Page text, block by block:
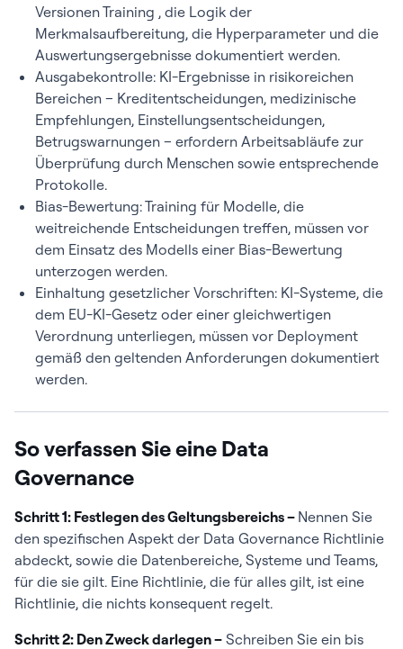
Versionen Training , die Logik der
Merkmalsaufbereitung, die Hyperparameter und die
Auswertungsergebnisse dokumentiert werden.
Ausgabekontrolle: KI-Ergebnisse in risikoreichen
Bereichen – Kreditentscheidungen, medizinische
Empfehlungen, Einstellungsentscheidungen,
Betrugswarnungen – erfordern Arbeitsabläufe zur
Überprüfung durch Menschen sowie entsprechende
Protokolle.
Bias-Bewertung: Training für Modelle, die
weitreichende Entscheidungen treffen, müssen vor
dem Einsatz des Modells einer Bias-Bewertung
unterzogen werden.
Einhaltung gesetzlicher Vorschriften: KI-Systeme, die
dem EU-KI-Gesetz oder einer gleichwertigen
Verordnung unterliegen, müssen vor Deployment
gemäß den geltenden Anforderungen dokumentiert
werden.
So verfassen Sie eine Data
Governance
Schritt 1: Festlegen des Geltungsbereichs – Nennen Sie
den spezifischen Aspekt der Data Governance Richtlinie
abdeckt, sowie die Datenbereiche, Systeme und Teams,
für die sie gilt. Eine Richtlinie, die für alles gilt, ist eine
Richtlinie, die nichts konsequent regelt.
Schritt 2: Den Zweck darlegen – Schreiben Sie ein bis